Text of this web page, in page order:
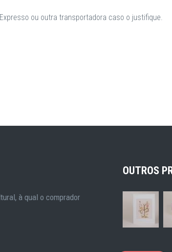
ou outra transportadora caso o justifique.
à qual o comprador
OUTROS